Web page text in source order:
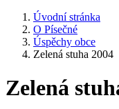
Úvodní stránka
O Písečné
Úspěchy obce
Zelená stuha 2004
Zelená